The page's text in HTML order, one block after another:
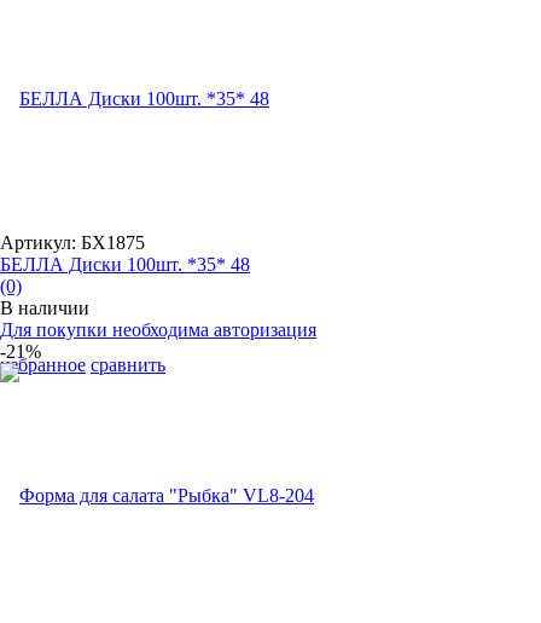
избранное сравнить
Артикул: БХ1875
БЕЛЛА Диски 100шт. *35* 48
(0)
В наличии
Для покупки необходима авторизация
-21%